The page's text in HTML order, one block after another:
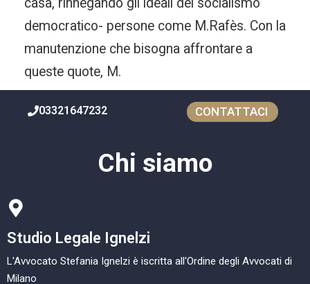
democratico- persone come M.Rafès. Con la
manutenzione che bisogna affrontare a
queste quote, M.
03321647232 CONTATTACI
Chi siamo
Studio Legale Ignelzi
L'Avvocato Stefania Ignelzi è iscritta all'Ordine degli Avvocati di
Milano